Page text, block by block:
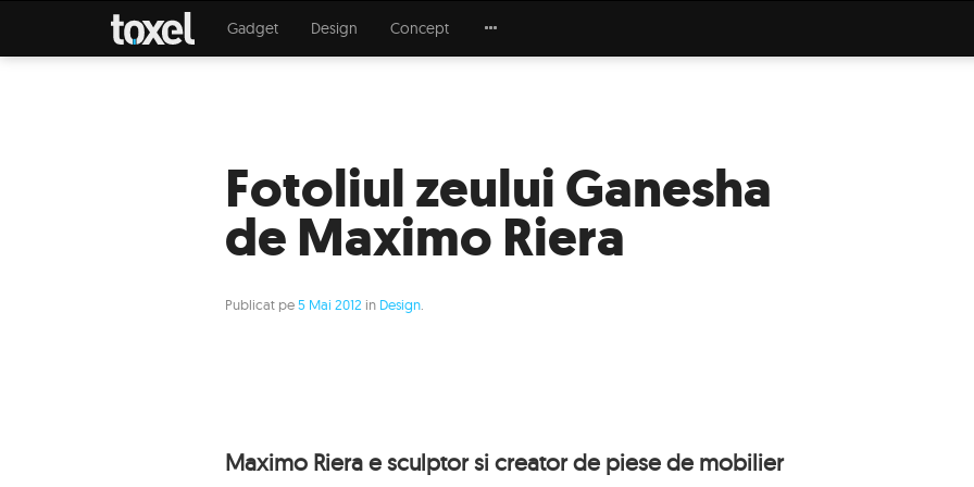
Gadget Design Concept
Fotoliul zeului Ganesha
de Maximo Riera
Publicat pe5 Mai 2012 in Design
Maximo Riera e sculptor si creator de piese de mobilier